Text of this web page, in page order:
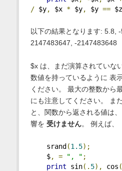
/ $y, $x * $y, $y == $z
以下の結果となります: 5.8,
2147483647, -2147483648
$x は、まだ演算されていな
数値を持っているように 表
ください。 最大の整数から
にも注意してください。 ま
と、関数から返される値は、
響を 受けません。 例えば、
srand (1.5);
$, = ", " ;
print sin(. 5), cos